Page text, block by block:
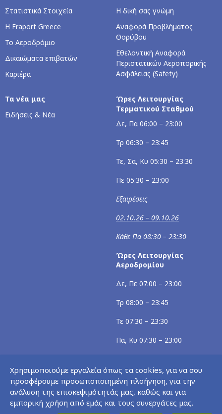
Στατιστικά Στοιχεία
Η Fraport Greece
Το Αεροδρόμιο
Δικαιώματα επιβατών
Καριέρα
Η δική σας γνώμη
Αναφορά Προβλήματος
Θορύβου
Εθελοντική Αναφορά
Περιστατικών Αεροπορικής
Ασφάλειας (Safety)
Τα νέα μας
Ειδήσεις & Νέα
Ώρες Λειτουργίας
Τερματικού Σταθμού
Δε, Πα 06:00 – 23:00
Τρ 06:30 – 23:45
Τε, Σα, Κυ 05:30 – 23:30
Πε 05:30 – 23:00
Εξαιρέσεις
02.10.26 – 09.10.26
Κάθε Πα 08:30 – 23:30
Ώρες Λειτουργίας
Αεροδρομίου
Δε, Πε 07:00 – 23:00
Τρ 08:00 – 23:45
Τε 07:30 – 23:30
Πα, Κυ 07:30 – 23:00
Εξαιρέσεις
02.10.26 – 09.10.26
Χρησιμοποιούμε εργαλεία όπως τα cookies, για να σου
προσφέρουμε προσωποποιημένη πλοήγηση, για την
ανάλυση της επισκεψιμότητάς μας, καθώς και για
εμπορική χρήση από εμάς και τους συνεργάτες μας.